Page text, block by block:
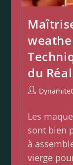
du
Les
sont bien
à
vierge